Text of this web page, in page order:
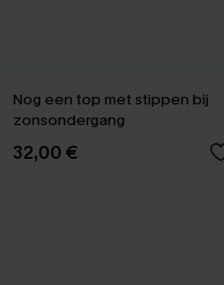
Nog een top met stippen bij
zonsondergang
32,00 €